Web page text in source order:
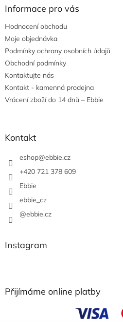
Informace pro vás
Hodnocení obchodu
Moje objednávka
Podmínky ochrany osobních údajů
Obchodní podmínky
Kontaktujte nás
Kontakt - kamenná prodejna
Vrácení zboží do 14 dnů – Ebbie
Kontakt
eshop@ebbie.cz
+420 721 378 609
Ebbie
ebbie_cz
@ebbie.cz
Instagram
Přijímáme online platby